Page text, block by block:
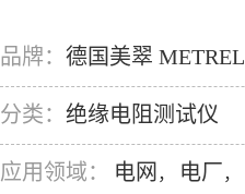
品牌： 德国美翠 METREL
分类： 绝缘电阻测试仪
应用领域： 电网 ， 电厂，